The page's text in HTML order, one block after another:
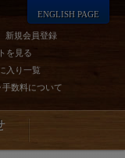
新規会員登録
を見る
入り一覧
手数料について
ENGLISH PAGE